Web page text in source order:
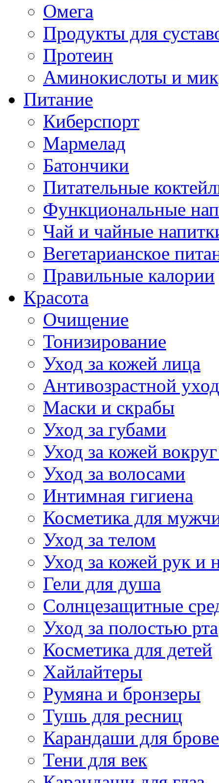
Омега
Продукты для
Протеин
Аминокислоты и
Питание
Киберспорт
Мармелад
Батончики
Питательные
Функциональные
Чай и чайные
Вегетарианское
Правильные калории
Красота
Очищение
Тонизирование
Уход за кожей лица
Антивозрастной уход
Маски и скрабы
Уход за губами
Уход за кожей вокруг
Уход за волосами
Интимная гигиена
Косметика для
Уход за телом
Уход за кожей рук и
Гели для душа
Солнцезащитные
Уход за полостью рта
Косметика для детей
Хайлайтеры
Румяна и бронзеры
Тушь для ресниц
Карандаши для
Тени для век